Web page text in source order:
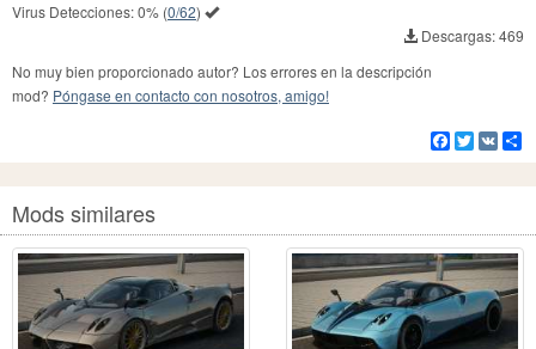
Virus Detecciones:0% (0/62)
Descargas: 469
No muy bien proporcionado autor? Los errores en la descripción
mod? Póngase en contacto con nosotros, amigo!
Facebook
Twitter
VK
Mods similares